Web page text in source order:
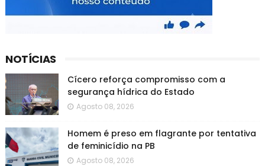
NOTÍCIAS
Cícero reforça compromisso com a
segurança hídrica do Estado
Agosto 08, 2026
Homem é preso em flagrante por tentativa
de feminicídio na PB
Agosto 08, 2026